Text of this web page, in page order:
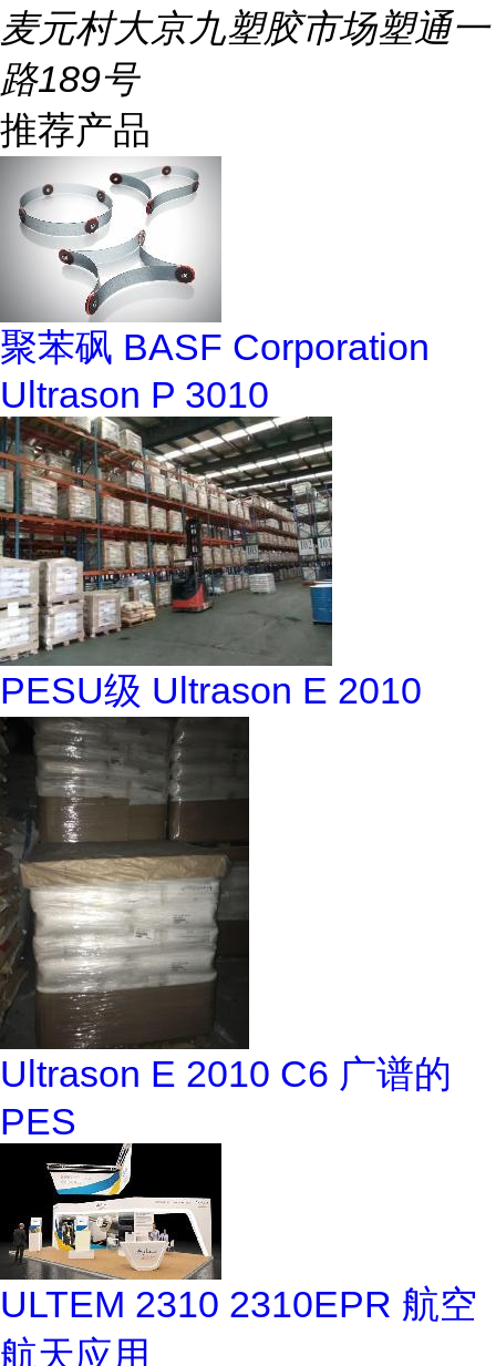
麦元村大京九塑胶市场塑通一
路189号
推荐产品
聚苯砜 BASF Corporation
Ultrason P 3010
PESU级 Ultrason E 2010
Ultrason E 2010 C6 广谱的
PES
ULTEM 2310 2310EPR 航空
航天应用